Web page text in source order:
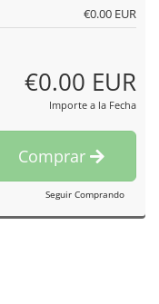
€0.00 EUR
€0.00 EUR
Importe a la Fecha
Comprar
Seguir Comprando